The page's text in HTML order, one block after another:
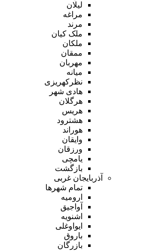
لیلان
مراغه
مرند
ملک کیان
ملکان
ممقان
مهربان
میانه
نظرکهریزی
هادی شهر
هرگلان
هریس
هشترود
هوراند
وایقان
ورزقان
یامچی
بازگشت
آذربایجان غربی
تمام شهر‌ها
ارومیه
آواجیق
اشنویه
ایواوغلی
باروق
بازرگان